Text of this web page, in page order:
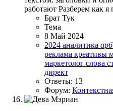
работают Разберем как
Брат Тук
Тема
8 Май 2024
2024 аналитика
реклама креативы
маркетолог слова
директ
Ответы: 13
Форум: